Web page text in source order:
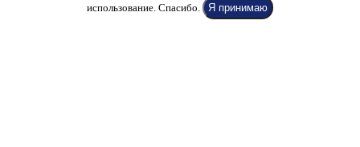
использование. Спасибо.
Я принимаю